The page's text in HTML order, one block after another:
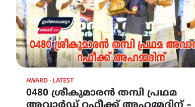
AWARD LATEST
0480 ശ്രീകുമാരൻ തമ്പി പ്രഥമ